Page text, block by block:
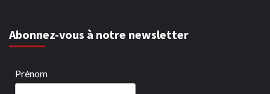
Abonnez-vous à notre newsletter
Prénom